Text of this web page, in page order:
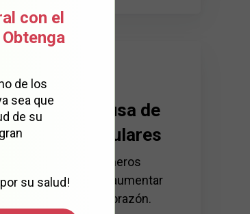
estar
causa de
cardiovasculares
aparezcan los primeros
silencioso puede aumentar
problemas para el corazón.
con el
de los
sea que
de su
su salud!